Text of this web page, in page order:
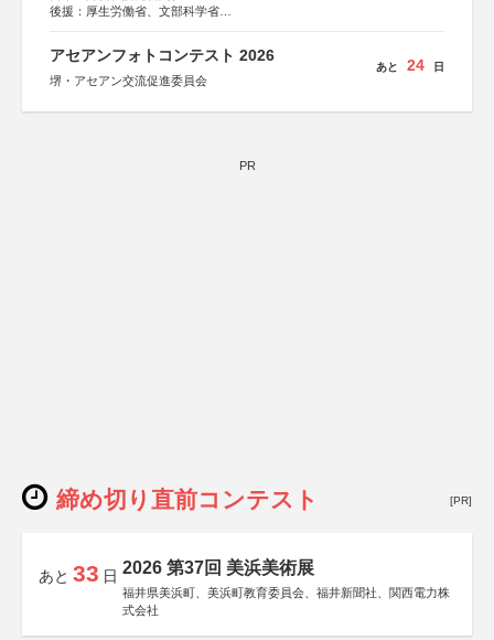
後援：厚生労働省、文部科学省
アセアンフォトコンテスト 2026
堺・アセアン交流促進委員会
あと 24 日
PR
締め切り直前コンテスト [PR]
あと 33 日 2026 第37回 美浜美術展
福井県美浜町、美浜町教育委員会、福井新聞社、関西電力株
式会社